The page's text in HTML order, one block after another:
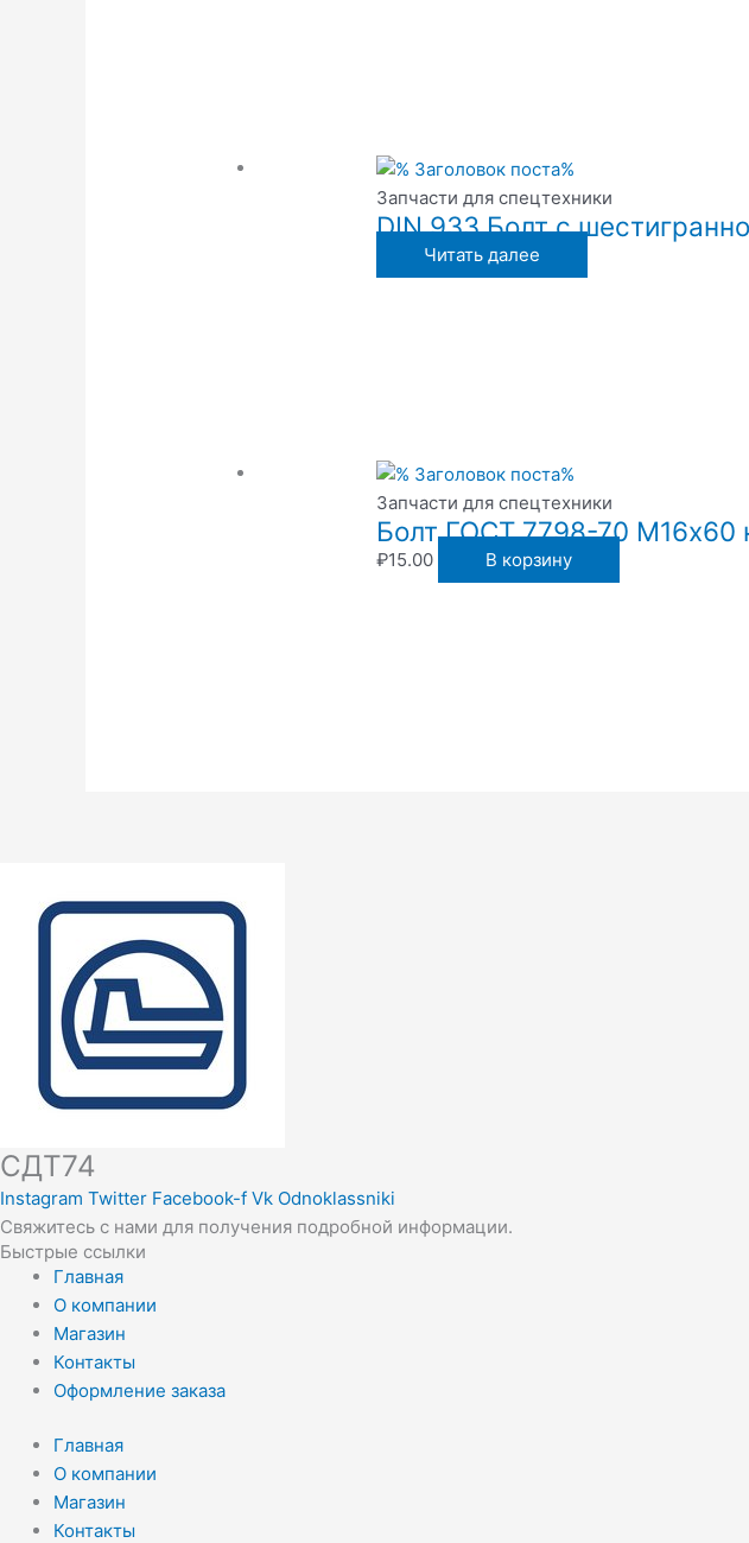
Запчасти для спецтехники
DIN 933 Болт с
Читать далее
Запчасти для спецтехники
Болт ГОСТ 7798-70 М16х60
₽15.00 В корзину
СДТ74
Instagram Twitter Facebook-f Vk Odnoklassniki
Свяжитесь с нами для получения подробной информации.
Быстрые ссылки
Главная
О компании
Магазин
Контакты
Оформление заказа
Главная
О компании
Магазин
Контакты